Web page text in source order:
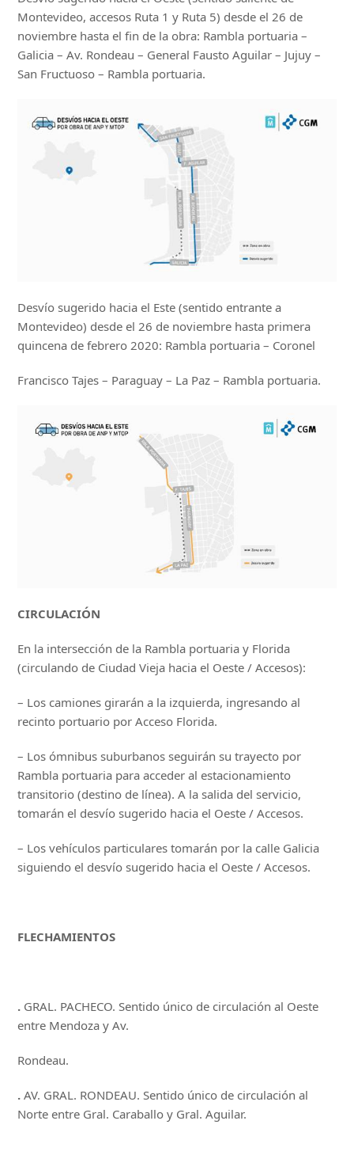
Montevideo, accesos Ruta 1 y Ruta 5) desde el 26 de
noviembre hasta el fin de la obra: Rambla portuaria –
Galicia – Av. Rondeau – General Fausto Aguilar – Jujuy –
San Fructuoso – Rambla portuaria.
Desvío sugerido hacia el Este (sentido entrante a
Montevideo) desde el 26 de noviembre hasta primera
quincena de febrero 2020: Rambla portuaria – Coronel
Francisco Tajes – Paraguay – La Paz – Rambla portuaria.
CIRCULACIÓN
En la intersección de la Rambla portuaria y Florida
(circulando de Ciudad Vieja hacia el Oeste / Accesos):
– Los camiones girarán a la izquierda, ingresando al
recinto portuario por Acceso Florida.
– Los ómnibus suburbanos seguirán su trayecto por
Rambla portuaria para acceder al estacionamiento
transitorio (destino de línea). A la salida del servicio,
tomarán el desvío sugerido hacia el Oeste / Accesos.
– Los vehículos particulares tomarán por la calle Galicia
siguiendo el desvío sugerido hacia el Oeste / Accesos.
FLECHAMIENTOS
. GRAL. PACHECO. Sentido único de circulación al Oeste
entre Mendoza y Av.
Rondeau.
.AV. GRAL. RONDEAU. Sentido único de circulación al
Norte entre Gral. Caraballo y Gral. Aguilar.